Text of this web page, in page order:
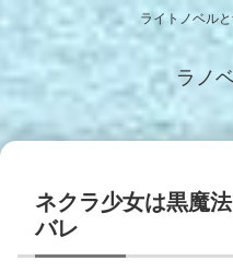
ライトノベル
ラノ
ネクラ少女は黒魔
バレ